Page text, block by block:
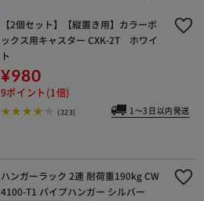
【2個セット】【縦置き用】カラーボ
ックス用キャスター CXK-2T ホワイ
ト
¥980
9ポイント(1倍)
(323) 1～3日以内発送
ハンガーラック 2連 耐荷重190kg CW
4100-T1 パイプハンガー シルバー